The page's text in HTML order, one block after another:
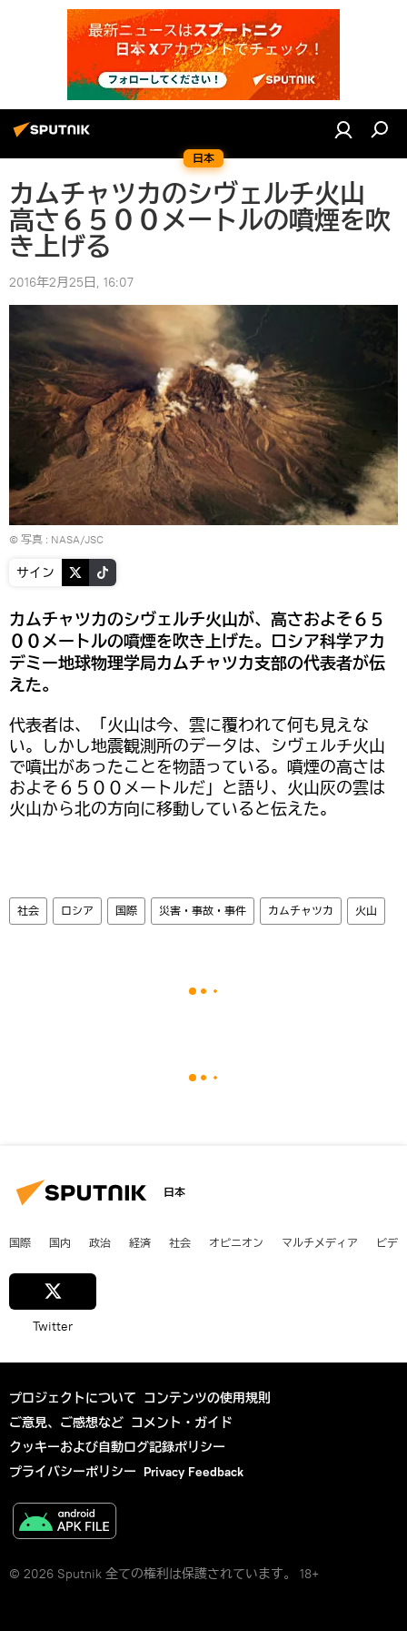
日本
カムチャツカのシヴェルチ火山
高さ６５００メートルの噴煙を吹
き上げる
2016年2月25日, 16:07
© 写真 : NASA/JSC
サイン
カムチャツカのシヴェルチ火山が、高さおよそ６５
００メートルの噴煙を吹き上げた。ロシア科学アカ
デミー地球物理学局カムチャツカ支部の代表者が伝
えた。
代表者は、「火山は今、雲に覆われて何も見えな
い。しかし地震観測所のデータは、シヴェルチ火山
で噴出があったことを物語っている。噴煙の高さは
およそ６５００メートルだ」と語り、火山灰の雲は
火山から北の方向に移動していると伝えた。
社会 ロシア 国際 災害・事故・事件 カムチャツカ 火山
日本
国際 国内 政治 経済 社会 オピニオン マルチメディア ビデ
Twitter
プロジェクトについて コンテンツの使用規則
ご意見、ご感想など コメント・ガイド
クッキーおよび自動ログ記録ポリシー
プライバシーポリシー Privacy Feedback
© 2026 Sputnik 全ての権利は保護されています。 18+